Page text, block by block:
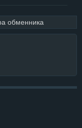
обменника